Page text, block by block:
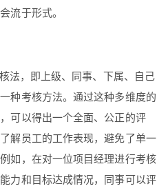
流于形式。
法，即上级、同事、下属、自己
种考核方法。通过这种多维度的
可以得出一个全面、公正的评
解员工的工作表现，避免了单一
如，在对一位项目经理进行考核
力和目标达成情况，同事可以评